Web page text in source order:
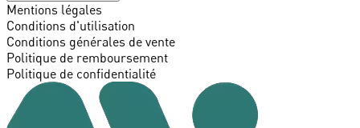
Mentions légales
Conditions d'utilisation
Conditions générales de vente
Politique de remboursement
Politique de confidentialité